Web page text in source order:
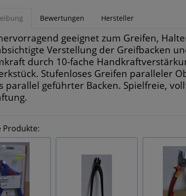
Bewertungen Hersteller
geeignet zum Greifen,
Verstellung der Greifbacken
durch 10-fache
Stufenloses Greifen paralleler
parallel geführter Backen. Spielfreie,
Produkte: